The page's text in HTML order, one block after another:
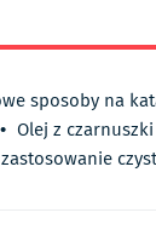
sposoby na
• Olej z